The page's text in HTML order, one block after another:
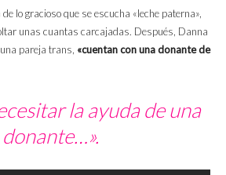
lo gracioso que se escucha «leche paterna»,
unas cuantas carcajadas. Después, Danna
pareja trans, «cuentan con una donante de
la ayuda de una
donante…».